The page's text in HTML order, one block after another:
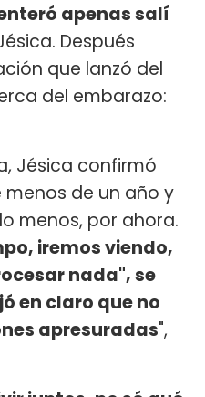
apenas salí
Después
que lanzó del
del embarazo:
Jésica confirmó
de un año y
menos, por ahora.
iremos viendo,
nada", se
en claro que no
apresuradas",